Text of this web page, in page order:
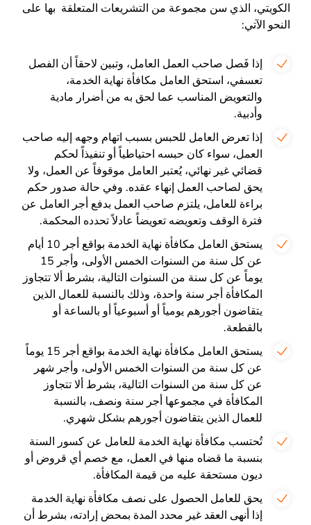
الكويتي، الذي سن مجموعة من التشريعات المتعلقة بها على
النحو الآتي:
إذا فَصل صاحب العمل العامل، وتبين لاحقاً أن الفصل
تعسفي، استحق العامل مكافأة نهاية الخدمة،
والتعويض المناسب عما لحق به من أضرار مادية
وأدبية.
إذا تعرض العامل للحبس بسبب اتهام وجهه إليه صاحب
العمل، سواء كان حبسه احتياطياً أو تنفيذاً لحكم
قضائي غير نهائي، يُعتبر العامل موقوفاً عن العمل، ولا
يحق لصاحب العمل إنهاء عقده. وفي حالة صدور حكم
براءة للعامل، يلتزم صاحب العمل بدفع أجر العامل عن
فترة الوقف وتعويضه تعويضاً عادلاً تحدده المحكمة.
يستحق العامل مكافأة نهاية الخدمة بواقع أجر 10 أيام
عن كل سنة من السنوات الخمس الأولى، وأجر 15
يوماً عن كل سنة من السنوات التالية، بشرط ألا تتجاوز
المكافأة أجر سنة واحدة، وذلك بالنسبة للعمال الذين
يتقاضون أجورهم يومياً أو أسبوعياً أو بالساعة أو
بالقطعة.
يستحق العامل مكافأة نهاية الخدمة بواقع أجر 15 يوماً
عن كل سنة من السنوات الخمس الأولى، وأجر شهر
عن كل سنة من السنوات التالية، بشرط ألا تتجاوز
المكافأة في مجموعها أجر سنة ونصف، بالنسبة
للعمال الذين يتقاضون أجورهم بشكل شهري.
تُحتسب مكافأة نهاية الخدمة للعامل عن كسور السنة
بنسبة ما قضاه منها في العمل، مع خصم أي قروض أو
ديون مستحقة عليه من قيمة المكافأة.
يحق للعامل الحصول على نصف مكافأة نهاية الخدمة
إذا أنهى العقد غير محدد المدة بمحض إرادته، بشرط أن